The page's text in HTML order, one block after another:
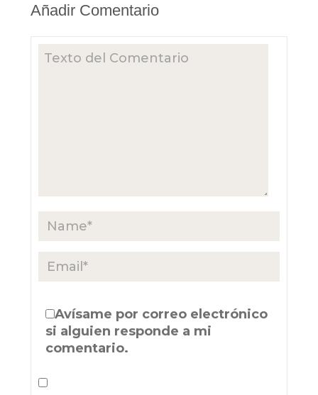
Añadir Comentario
Avísame por correo electrónico
si alguien responde a mi
comentario.